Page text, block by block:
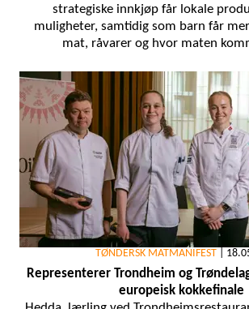
strategiske innkjøp får lokale
muligheter, samtidig som barn får
mat, råvarer og hvor maten
TØNDERSK MATMANIFEST
Representerer Trondheim og
europeisk kokkefinale